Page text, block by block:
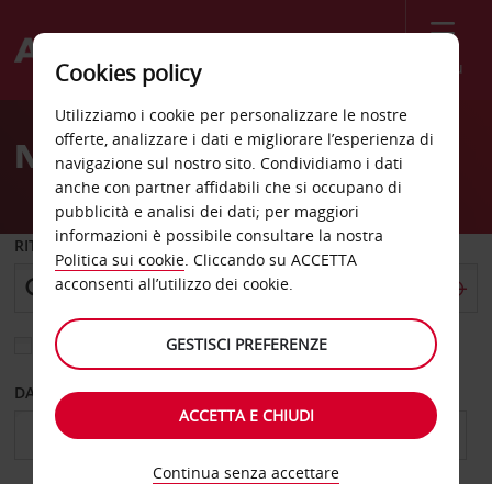
Menù
Welcome
AvisNoleggio auto Lexington
RITIRO DA
Scegli una località di riconsegna diversa
DAL GIORNO AL GIORNO
Cookies policy
Utilizziamo i cookie per personalizzare le nostre
offerte, analizzare i dati e migliorare l’esperienza di
navigazione sul nostro sito. Condividiamo i dati
anche con partner affidabili che si occupano di
pubblicità e analisi dei dati; per maggiori
informazioni è possibile consultare la nostra
Politica sui cookie. Cliccando su ACCETTA
acconsenti all’utilizzo dei cookie.
GESTISCI PREFERENZE
ACCETTA E CHIUDI
Continua senza accettare